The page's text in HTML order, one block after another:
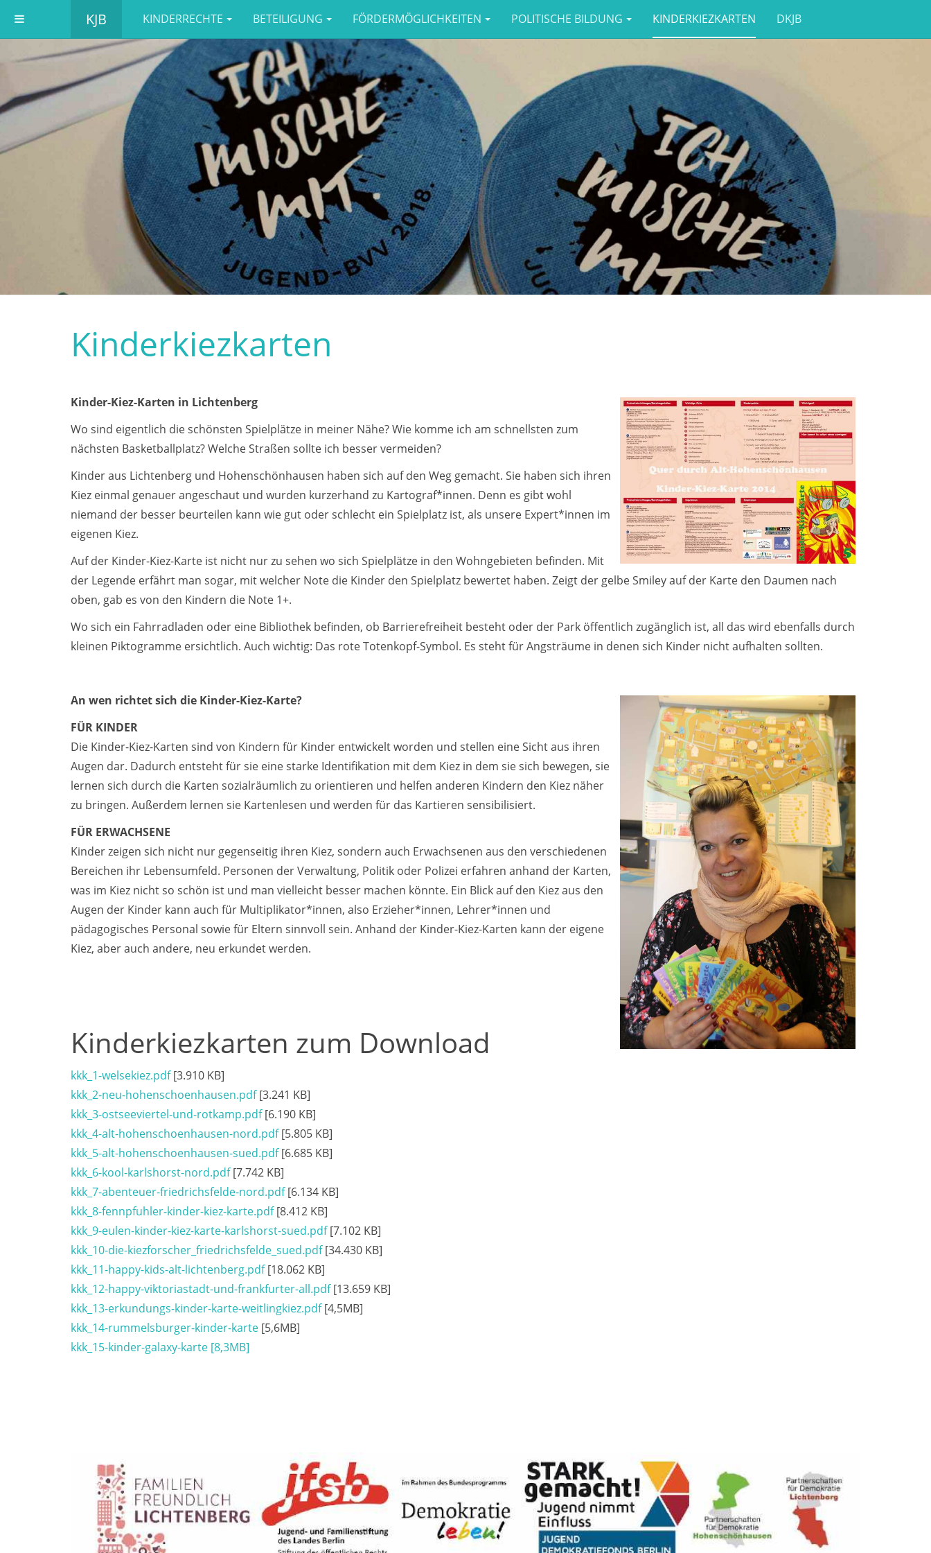
KJB KINDERRECHTE BETEILIGUNG FÖRDERMÖGLICHKEITEN POLITISCHE BILDUNG KINDERKIEZKARTEN DKJB
Kinderkiezkarten
Kinder-Kiez-Karten in Lichtenberg
Wo sind eigentlich die schönsten Spielplätze in meiner Nähe? Wie komme ich am schnellsten zum
nächsten Basketballplatz? Welche Straßen sollte ich besser vermeiden?
Kinder aus Lichtenberg und Hohenschönhausen haben sich auf den Weg gemacht. Sie haben sich ihren
Kiez einmal genauer angeschaut und wurden kurzerhand zu Kartograf*innen. Denn es gibt wohl
niemand der besser beurteilen kann wie gut oder schlecht ein Spielplatz ist, als unsere Expert*innen im
eigenen Kiez.
Auf der Kinder-Kiez-Karte ist nicht nur zu sehen wo sich Spielplätze in den Wohngebieten befinden. Mit
der Legende erfährt man sogar, mit welcher Note die Kinder den Spielplatz bewertet haben. Zeigt der gelbe Smiley auf der Karte den Daumen nach
oben, gab es von den Kindern die Note 1+.
Wo sich ein Fahrradladen oder eine Bibliothek befinden, ob Barrierefreiheit besteht oder der Park öffentlich zugänglich ist, all das wird ebenfalls durch
kleinen Piktogramme ersichtlich. Auch wichtig: Das rote Totenkopf-Symbol. Es steht für Angsträume in denen sich Kinder nicht aufhalten sollten.
An wen richtet sich die Kinder-Kiez-Karte?
FÜR KINDER
Die Kinder-Kiez-Karten sind von Kindern für Kinder entwickelt worden und stellen eine Sicht aus ihren
Augen dar. Dadurch entsteht für sie eine starke Identifikation mit dem Kiez in dem sie sich bewegen, sie
lernen sich durch die Karten sozialräumlich zu orientieren und helfen anderen Kindern den Kiez näher
zu bringen. Außerdem lernen sie Kartenlesen und werden für das Kartieren sensibilisiert.
FÜR ERWACHSENE
Kinder zeigen sich nicht nur gegenseitig ihren Kiez, sondern auch Erwachsenen aus den verschiedenen
Bereichen ihr Lebensumfeld. Personen der Verwaltung, Politik oder Polizei erfahren anhand der Karten,
was im Kiez nicht so schön ist und man vielleicht besser machen könnte. Ein Blick auf den Kiez aus den
Augen der Kinder kann auch für Multiplikator*innen, also Erzieher*innen, Lehrer*innen und
pädagogisches Personal sowie für Eltern sinnvoll sein. Anhand der Kinder-Kiez-Karten kann der eigene
Kiez, aber auch andere, neu erkundet werden.
Kinderkiezkarten zum Download
kkk_1-welsekiez.pdf[3.910 KB]
kkk_2-neu-hohenschoenhausen.pdf[3.241 KB]
kkk_3-ostseeviertel-und-rotkamp.pdf[6.190 KB]
kkk_4-alt-hohenschoenhausen-nord.pdf[5.805 KB]
kkk_5-alt-hohenschoenhausen-sued.pdf[6.685 KB]
kkk_6-kool-karlshorst-nord.pdf[7.742 KB]
kkk_7-abenteuer-friedrichsfelde-nord.pdf[6.134 KB]
kkk_8-fennpfuhler-kinder-kiez-karte.pdf[8.412 KB]
kkk_9-eulen-kinder-kiez-karte-karlshorst-sued.pdf[7.102 KB]
kkk_10-die-kiezforscher_friedrichsfelde_sued.pdf[34.430 KB]
kkk_11-happy-kids-alt-lichtenberg.pdf[18.062 KB]
kkk_12-happy-viktoriastadt-und-frankfurter-all.pdf[13.659 KB]
kkk_13-erkundungs-kinder-karte-weitlingkiez.pdf[4,5MB]
kkk_14-rummelsburger-kinder-karte [5,6MB]
kkk_15-kinder-galaxy-karte [8,3MB]